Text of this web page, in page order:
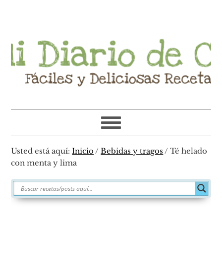
principal
principal
barra
lateral
primaria
de
página
Usted está aquí:Inicio / Bebidas y tragos / Té helado
con menta y lima